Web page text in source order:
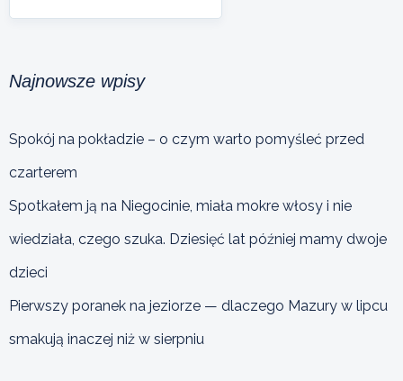
Najnowsze wpisy
Spokój na pokładzie – o czym warto pomyśleć przed
czarterem
Spotkałem ją na Niegocinie, miała mokre włosy i nie
wiedziała, czego szuka. Dziesięć lat później mamy dwoje
dzieci
Pierwszy poranek na jeziorze — dlaczego Mazury w lipcu
smakują inaczej niż w sierpniu